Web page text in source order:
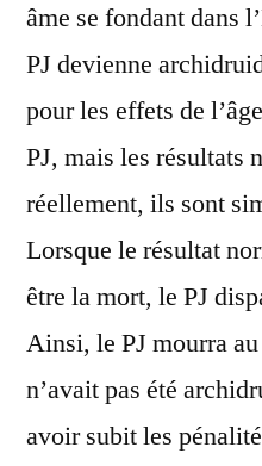
âme se fondant dans
PJ devienne
pour les effets de
PJ, mais les résultats
réellement, ils sont
Lorsque le résultat
être la mort, le PJ
Ainsi, le PJ mourra
n’avait pas été
avoir subit les